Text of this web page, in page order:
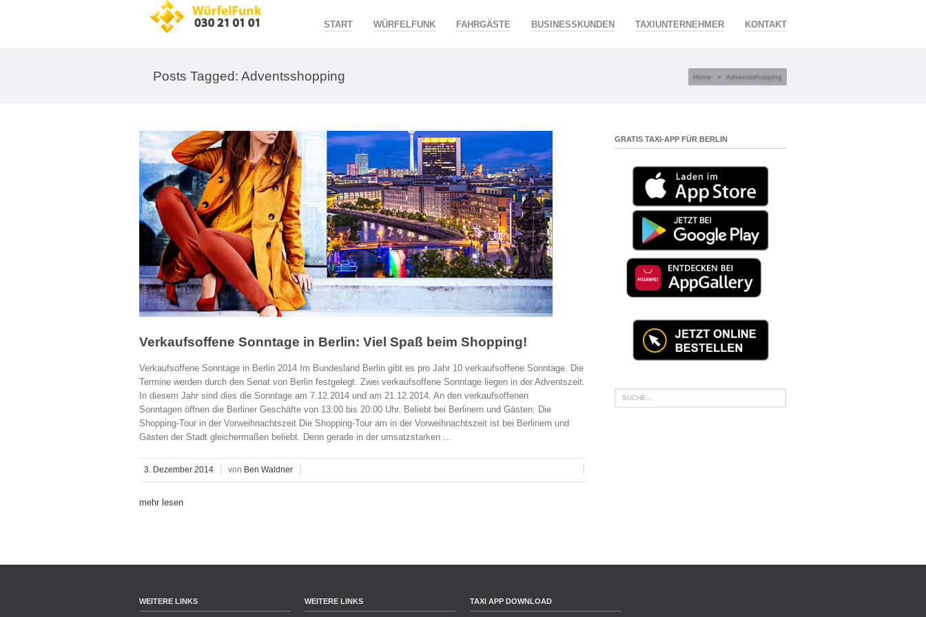
START WÜRFELFUNK FAHRGÄSTE BUSINESSKUNDEN TAXIUNTERNEHMER KONTAKT
Posts Tagged: Adventsshopping Home » Adventsshopping
Verkaufsoffene Sonntage in Berlin: Viel Spaß beim Shopping!
Verkaufsoffene Sonntage in Berlin 2014 Im Bundesland Berlin gibt es pro Jahr 10 verkaufsoffene Sonntage. Die
Termine werden durch den Senat von Berlin festgelegt. Zwei verkaufsoffene Sonntage liegen in der Adventszeit.
In diesem Jahr sind dies die Sonntage am 7.12.2014 und am 21.12.2014. An den verkaufsoffenen
Sonntagen öffnen die Berliner Geschäfte von 13:00 bis 20:00 Uhr. Beliebt bei Berlinern und Gästen: Die
Shopping-Tour in der Vorweihnachtszeit Die Shopping-Tour am in der Vorweihnachtszeit ist bei Berlinern und
Gästen der Stadt gleichermaßen beliebt. Denn gerade in der umsatzstarken ...
3. Dezember 2014 von Ben Waldner
mehr lesen
GRATIS TAXI-APP FÜR BERLIN
WEITERE LINKS WEITERE LINKS TAXI APP DOWNLOAD